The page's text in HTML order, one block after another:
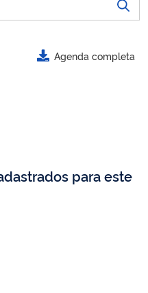
Agenda completa
para este